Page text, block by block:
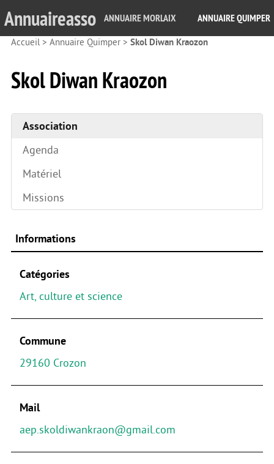
Annuaireasso ANNUAIRE MORLAIX ANNUAIRE QUIMPER
Accueil> Annuaire Quimper > Skol Diwan Kraozon
Skol Diwan Kraozon
Association
Agenda
Matériel
Missions
Informations
Catégories
Art, culture et science
Commune
29160 Crozon
Mail
aep.skoldiwankraon@gmail.com